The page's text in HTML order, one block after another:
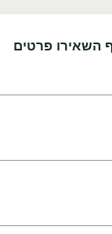
השאירו פרטים